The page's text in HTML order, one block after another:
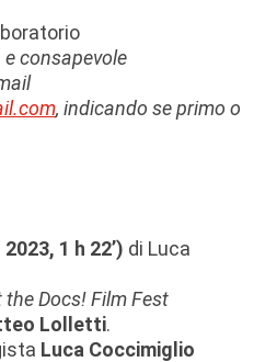
consapevole
, indicando se primo o
1 h 22’) di Luca
Docs! Film Fest
Lolletti.
Luca Coccimiglio